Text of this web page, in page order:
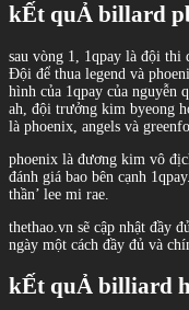
kẾt quẢ billard
sau vòng 1, 1qpay là đội thi
Đội để thua legend và
hình của 1qpay của nguyễn
ah, đội trưởng kim byeong
là phoenix, angels và
phoenix là đương kim vô
đánh giá bao bên cạnh
thần’ lee mi rae.
thethao.vn sẽ cập nhật đầy
ngày một cách đầy đủ và
kẾt quẢ billiard